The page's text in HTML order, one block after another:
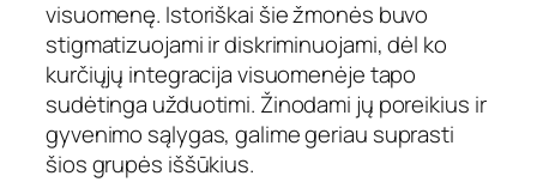
visuomenę. Istoriškai šie žmonės buvo
stigmatizuojami ir diskriminuojami, dėl ko
kurčiųjų integracija visuomenėje tapo
sudėtinga užduotimi. Žinodami jų poreikius ir
gyvenimo sąlygas, galime geriau suprasti
šios grupės iššūkius.